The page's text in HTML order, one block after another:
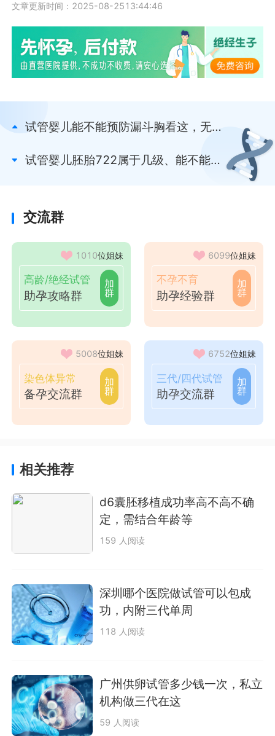
文章更新时间：2025-08-2513:44:46
试管婴儿能不能预防漏斗胸看这，无直
试管婴儿胚胎722属于几级、能不能移
交流群
1010位姐妹
高龄/绝经试管
助孕攻略群
加
群
6099位姐妹
不孕不育
助孕经验群
加
群
5008位姐妹
染色体异常
备孕交流群
加
群
6752位姐妹
三代/四代试管
助孕交流群
加
群
相关推荐
d6囊胚移植成功率高不高不确
定，需结合年龄等
159 人阅读
深圳哪个医院做试管可以包成
功，内附三代单周
118 人阅读
广州供卵试管多少钱一次，私立
机构做三代在这
59 人阅读